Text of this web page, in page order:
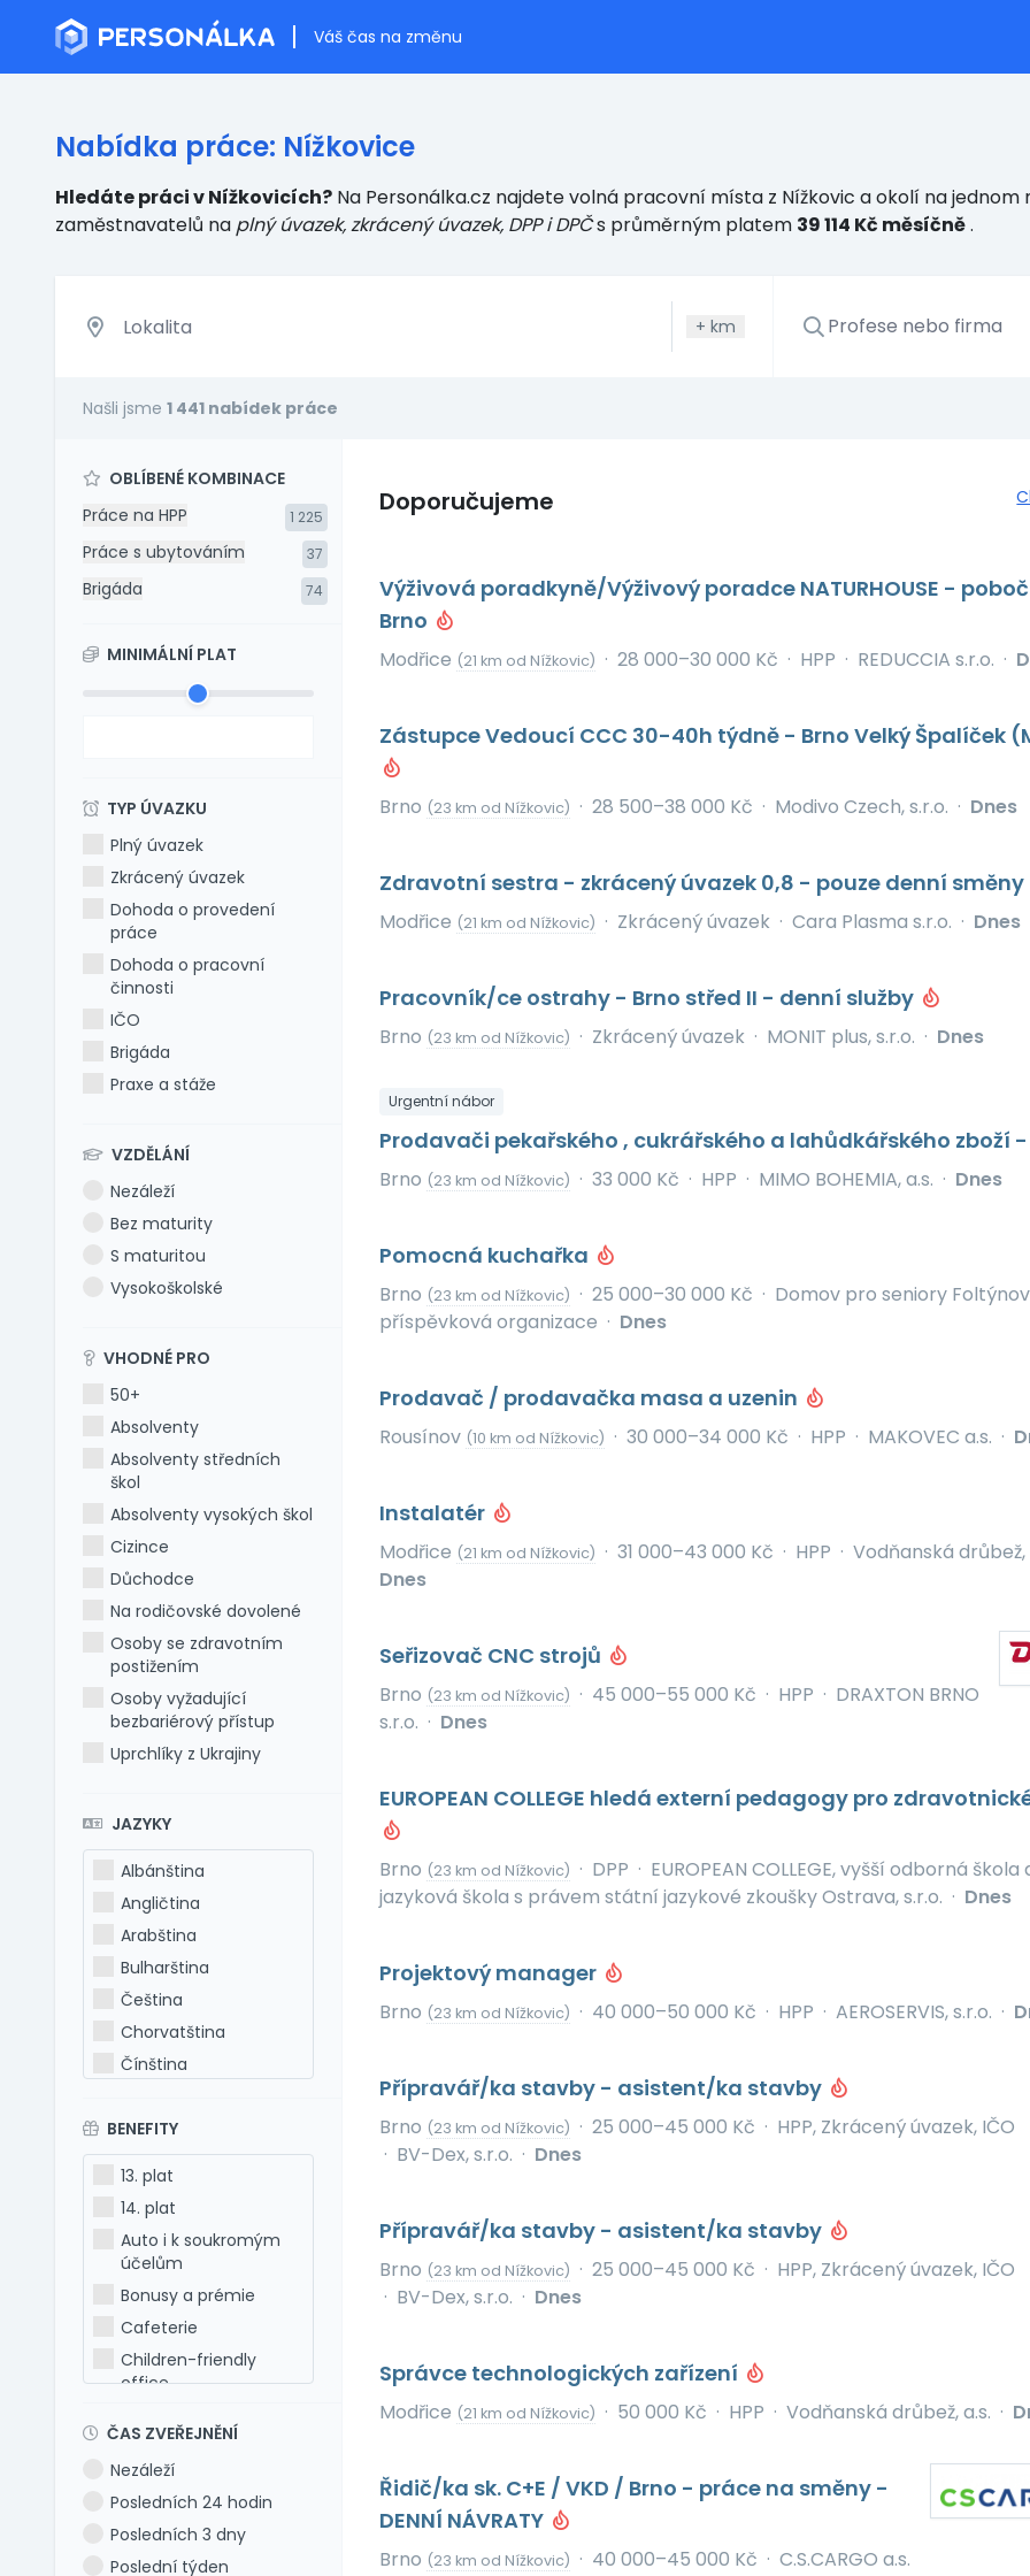
Váš čas na změnu
Nabídka práce: Nížkovice
Hledáte práci v Nížkovicích? Na Personálka.cz najdete volná pracovní místa z Nížkovic a okolí na
zaměstnavatelů na plný úvazek, zkrácený úvazek, DPP i DPČs průměrným platem 39 114 Kč měsíčně.
+ km
Našli jsme 1 441 nabídek práce
OBLÍBENÉ KOMBINACE
Práce na HPP
1 225
Práce s ubytováním 37
Brigáda 74
MINIMÁLNÍ PLAT
TYP ÚVAZKU
Plný úvazek
Zkrácený úvazek
Dohoda o provedení
práce
Dohoda o pracovní
činnosti
IČO
Brigáda
Praxe a stáže
VZDĚLÁNÍ
Nezáleží
Bez maturity
S maturitou
Vysokoškolské
VHODNÉ PRO
50+
Absolventy
Absolventy středních
škol
Absolventy vysokých škol
Cizince
Důchodce
Na rodičovské dovolené
Osoby se zdravotním
postižením
Osoby vyžadující
bezbariérový přístup
Uprchlíky z Ukrajiny
JAZYKY
Albánština
Angličtina
Arabština
Bulharština
Čeština
Chorvatština
Čínština
Francouzština
Hebrejština
Holandština
Italština
Japonština
Latina
Litevština
Lotyšština
Maďarština
Makedonština
Polština
Portugalština
Rumunština
BENEFITY
13. plat
14. plat
Auto i k soukromým
účelům
Bonusy a prémie
Cafeterie
Children-friendly
office
Dovolená 6 týdnů
Dovolená navíc
Firemní akce
ČAS ZVEŘEJNĚNÍ
Nezáleží
Posledních 24 hodin
Posledních 3 dny
Poslední týden
Doporučujeme
Výživová poradkyně/Výživový poradce NATURHOUSE -
Brno
Modřice (21 km od Nížkovic) · 28 000–30 000 Kč · HPP · REDUCCIA s.r.o. ·
Zástupce Vedoucí CCC 30-40h týdně - Brno Velký Špalíček
Brno (23 km od Nížkovic) · 28 500–38 000 Kč · Modivo Czech, s.r.o. · Dnes
Zdravotní sestra - zkrácený úvazek 0,8 - pouze denní směny
Modřice (21 km od Nížkovic) · Zkrácený úvazek · Cara Plasma s.r.o. · Dnes
Pracovník/ce ostrahy - Brno střed II - denní služby
Brno (23 km od Nížkovic) · Zkrácený úvazek · MONIT plus, s.r.o. · Dnes
Urgentní nábor
Prodavači pekařského , cukrářského a lahůdkářského zboží
Brno (23 km od Nížkovic) · 33 000 Kč · HPP · MIMO BOHEMIA, a.s. · Dnes
Pomocná kuchařka
Brno (23 km od Nížkovic) · 25 000–30 000 Kč · Domov pro seniory
příspěvková organizace · Dnes
Prodavač / prodavačka masa a uzenin
Rousínov (10 km od Nížkovic) · 30 000–34 000 Kč · HPP · MAKOVEC a.s. ·
Instalatér
Modřice (21 km od Nížkovic) · 31 000–43 000 Kč · HPP · Vodňanská drůbež,
Dnes
Seřizovač CNC strojů
Brno (23 km od Nížkovic) · 45 000–55 000 Kč · HPP · DRAXTON BRNO
s.r.o. · Dnes
EUROPEAN COLLEGE hledá externí pedagogy pro
Brno (23 km od Nížkovic) · DPP · EUROPEAN COLLEGE, vyšší odborná škola
jazyková škola s právem státní jazykové zkoušky Ostrava, s.r.o. · Dnes
Projektový manager
Brno (23 km od Nížkovic) · 40 000–50 000 Kč · HPP · AEROSERVIS, s.r.o. ·
Přípravář/ka stavby - asistent/ka stavby
Brno (23 km od Nížkovic) · 25 000–45 000 Kč · HPP, Zkrácený úvazek, IČO
· BV-Dex, s.r.o. · Dnes
Přípravář/ka stavby - asistent/ka stavby
Brno (23 km od Nížkovic) · 25 000–45 000 Kč · HPP, Zkrácený úvazek, IČO
· BV-Dex, s.r.o. · Dnes
Správce technologických zařízení
Modřice (21 km od Nížkovic) · 50 000 Kč · HPP · Vodňanská drůbež, a.s. ·
Řidič/ka sk. C+E / VKD / Brno - práce na směny -
DENNÍ NÁVRATY
Brno (23 km od Nížkovic) · 40 000–45 000 Kč · C.S.CARGO a.s.